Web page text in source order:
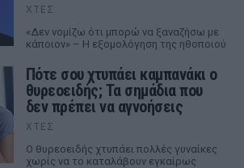
ΧΤΕΣ
«Δεν νομίζω ότι μπορώ να ξαναζήσω με
κάποιον» – Η εξομολόγηση της ηθοποιού
Πότε σου χτυπάει καμπανάκι ο
θυρεοειδής; Τα σημάδια που
δεν πρέπει να αγνοήσεις
ΧΤΕΣ
Ο θυρεοειδής χτυπάει πολλές γυναίκες
χωρίς να το καταλάβουν εγκαίρως